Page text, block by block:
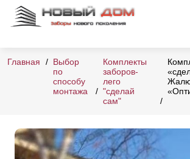
Главная
Выбор
по
способу
монтажа
Комплекты
заборов-
лего
"сделай
сам"